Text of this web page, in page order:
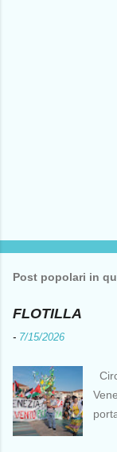
Post popolari in
FLOTILLA
- 7/15/2026